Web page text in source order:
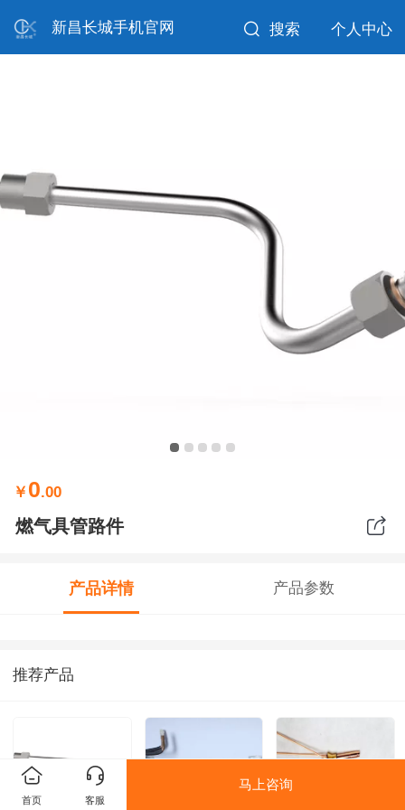
新昌长城手机官网 搜索 个人中心
￥ 0.00
燃气具管路件
产品详情 产品参数
推荐产品
首页 客服
马上咨询